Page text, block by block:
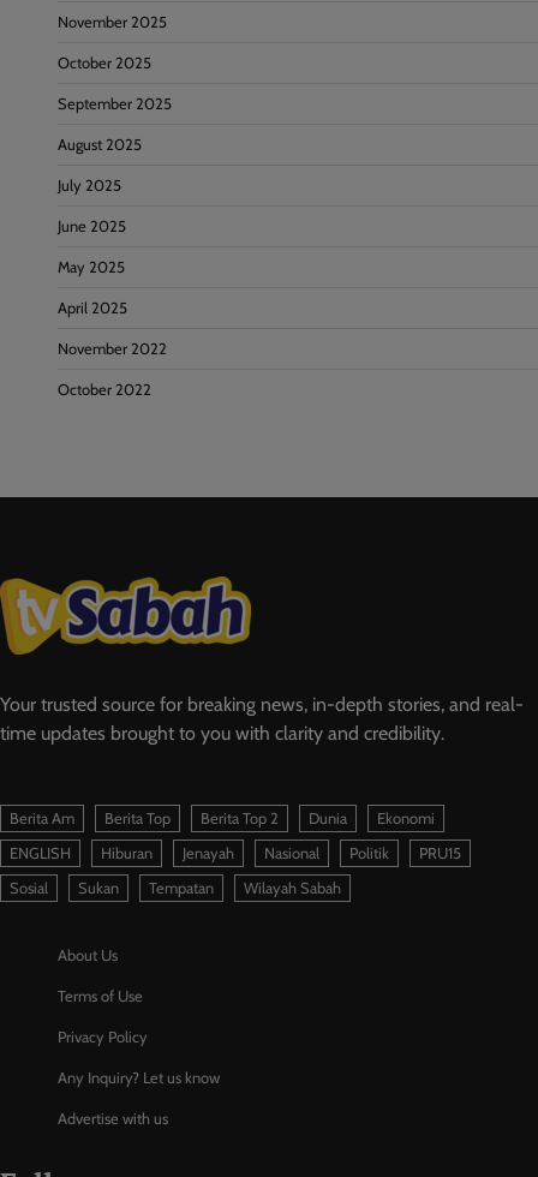
November 2025
October 2025
September 2025
August 2025
July 2025
June 2025
May 2025
April 2025
November 2022
October 2022
Your trusted source for breaking news, in-depth stories, and real-
time updates brought to you with clarity and credibility.
Berita Am Berita Top Berita Top 2 Dunia
Ekonomi
ENGLISH
Hiburan Jenayah Nasional Politik
PRU15
Sosial
Sukan Tempatan Wilayah Sabah
About Us
Terms of Use
Privacy Policy
Any Inquiry? Let us know
Advertise with us